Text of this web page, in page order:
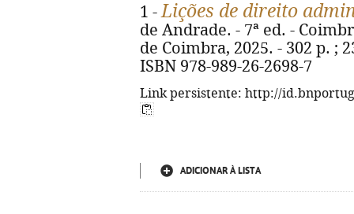
1 -Lições de direito
de Andrade. - 7ª ed. -
de Coimbra, 2025. - 302 p. ;
ISBN 978-989-26-2698-7
Link persistente: http://
ADICIONAR À LISTA